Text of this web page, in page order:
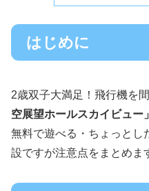
はじめに
2歳双子大満足！飛行機を
空展望ホールスカイビュー」
無料で遊べる・ちょっとし
設ですが注意点をまとめま